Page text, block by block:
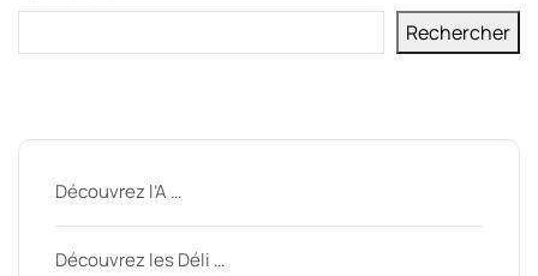
Rechercher
Découvrez l’A …
Découvrez les Déli …